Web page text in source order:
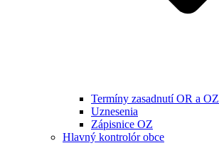
Termíny zasadnutí OR a OZ
Uznesenia
Zápisnice OZ
Hlavný kontrolór obce